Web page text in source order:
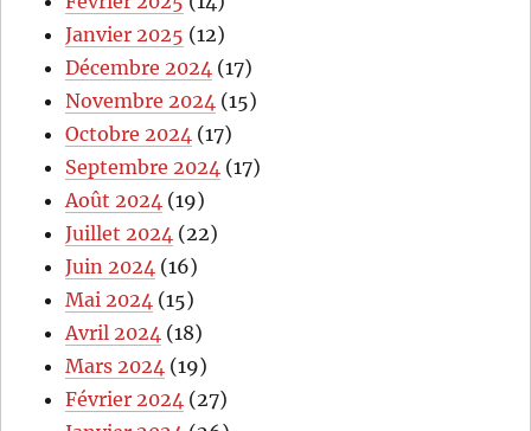
Janvier 2025 (12)
Décembre 2024 (17)
Novembre 2024 (15)
Octobre 2024 (17)
Septembre 2024 (17)
Août 2024 (19)
Juillet 2024 (22)
Juin 2024 (16)
Mai 2024 (15)
Avril 2024 (18)
Mars 2024 (19)
Février 2024 (27)